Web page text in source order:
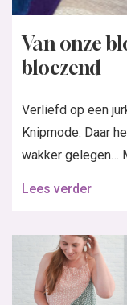
Van onze
bloezend
Verliefd op een
Knipmode. Daar
wakker gelegen…
Lees verder